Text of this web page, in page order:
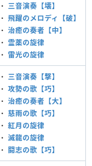
・ 三音演奏【壊】
・ 飛躍のメロディ【破】
・ 治癒の奏者【中】
・ 霊薬の旋律
・ 雷光の旋律
・ 三音演奏【撃】
・ 攻勢の歌【巧】
・ 治癒の奏者【大】
・ 慈雨の歌【巧】
・ 紅月の旋律
・ 滅龍の旋律
・
闘志の歌【巧】